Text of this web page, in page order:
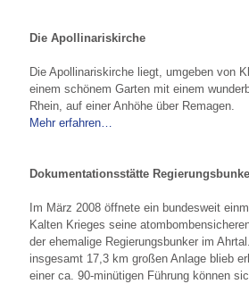
Die Apollinariskirche
Die Apollinariskirche liegt, umgeben von
einem schönem Garten mit einem
Rhein, auf einer Anhöhe über Remagen.
Mehr erfahren…
Dokumentationsstätte
Im März 2008 öffnete ein bundesweit
Kalten Krieges seine
der ehemalige Regierungsbunker im
insgesamt 17,3 km großen Anlage blieb
einer ca. 90-minütigen Führung können